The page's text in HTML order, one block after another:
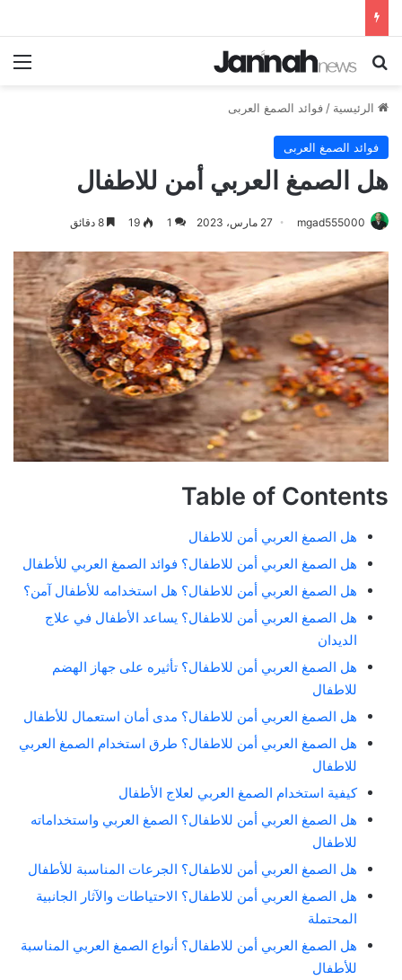
بحث عن
الرئيسية / فوائد الصمغ العربى
فوائد الصمغ العربى
هل الصمغ العربي أمن للاطفال
mgad555000 27 مارس، 2023 1
19
Table of Contents
هل الصمغ العربي أمن للاطفال
هل الصمغ العربي أمن للاطفال؟ فوائد الصمغ العربي للأطفال
هل الصمغ العربي أمن للاطفال؟ هل استخدامه للأطفال آمن؟
هل الصمغ العربي أمن للاطفال؟ يساعد الأطفال في علاج
الديدان
هل الصمغ العربي أمن للاطفال؟ تأثيره على جهاز الهضم
للاطفال
هل الصمغ العربي أمن للاطفال؟ مدى أمان استعمال للأطفال
هل الصمغ العربي أمن للاطفال؟ طرق استخدام الصمغ العربي
للاطفال
كيفية استخدام الصمغ العربي لعلاج الأطفال
هل الصمغ العربي أمن للاطفال؟ الصمغ العربي واستخداماته
للاطفال
هل الصمغ العربي أمن للاطفال؟ الجرعات المناسبة للأطفال
هل الصمغ العربي أمن للاطفال؟ الاحتياطات والآثار الجانبية
المحتملة
هل الصمغ العربي أمن للاطفال؟ أنواع الصمغ العربي المناسبة
للأطفال